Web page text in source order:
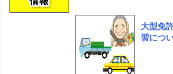
大型免
習につ